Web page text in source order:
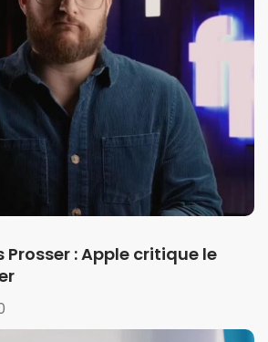
Prosser : Apple critique le